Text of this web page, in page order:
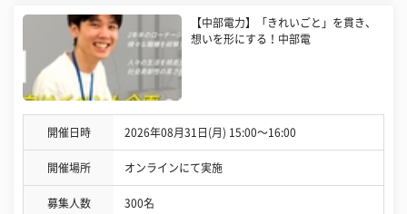
【中部電力】「きれいごと」を貫き、
想いを形にする！中部電
開催日時 2026年08月31日(月) 15:00〜16:00
開催場所 オンラインにて実施
募集人数 300名